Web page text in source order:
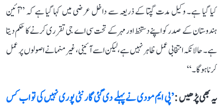
کیا گیا ہے۔ وکیل مدت گپتا کے ذریعہ سے داخل عرضی میں کہا گیا ہے کہ ’’آئین
ہندوستان کے صدر کو اپنے دستخط اور مہر کے تحت سی اے جی تقرری کرنے کا حکم دیتا
ہے۔ حالانکہ انتخابی عمل ظاہر نہیں ہے، لیکن اسے آئینی، غیر منمانے اصولوں پر عمل
کرنا ہوگا۔‘‘
یہ بھی پڑھیں :’پی ایم مودی نے پہلے دی گئی گارنٹی پوری نہیں کی تو اب کس